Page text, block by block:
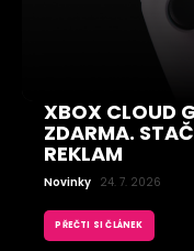
XBOX CLOUD
ZDARMA.
REKLAM
Novinky 24. 7. 2026
PŘEČTI SI ČLÁNEK